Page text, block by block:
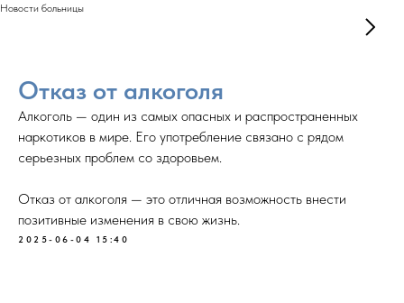
Новости больницы
Отказ от алкоголя
Алкоголь — один из самых опасных и распространенных
наркотиков в мире. Его употребление связано с рядом
серьезных проблем со здоровьем.
Отказ от алкоголя — это отличная возможность внести
позитивные изменения в свою жизнь.
2025-06-04 15:40